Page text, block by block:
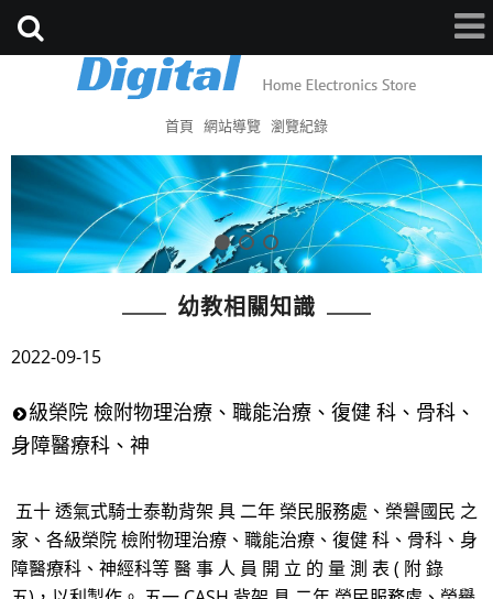
首頁 網站導覽 瀏覽紀錄
幼教相關知識
2022-09-15
級榮院 檢附物理治療、職能治療、復健 科、骨科、
身障醫療科、神
五十 透氣式騎士泰勒背架 具 二年 榮民服務處、榮譽國民 之
家、各級榮院 檢附物理治療、職能治療、復健 科、骨科、身
障醫療科、神經科等 醫 事 人 員 開 立 的 量 測 表 ( 附 錄